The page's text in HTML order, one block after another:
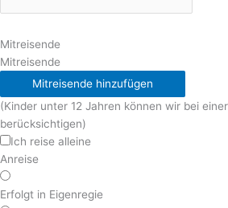
Mitreisende
Mitreisende
Mitreisende hinzufügen
(Kinder unter 12 Jahren können wir bei
berücksichtigen)
Ich reise alleine
Anreise
Erfolgt in Eigenregie